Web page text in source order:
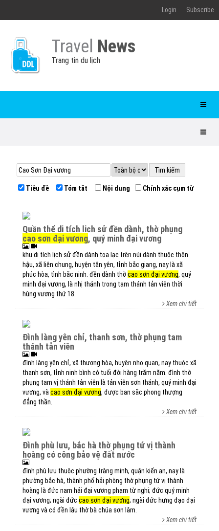
Login Subscribe
Travel News
Trang tin du lịch
Tiêu đề Tóm tắt Nội dung Chính xác cụm từ
quần thể di tích lịch sử đền dành, thờ phụng
cao sơn đại vương, quý minh đại vương
khu di tích lịch sử đền dành tọa lạc trên núi dành thuộc thôn
hậu, xã liên chung, huyện tân yên, tỉnh bắc giang, nay là xã
phúc hòa, tình bắc ninh. đền dành thờcao sơn đại vương, quý
minh đại vương, là nhị thánh trong tam thánh tản viên thời
hùng vương thứ 18.
Xem chi tiết
đình làng yên chỉ, thanh sơn, thờ phụng tam
thánh tản viên
đình làng yên chỉ, xã thượng hòa, huyện nho quan, nay thuộc xã
thanh sơn, tỉnh ninh bình có tuổi đời hàng trăm năm. đình thờ
phụng tam vị thánh tản viên là tản viên sơn thánh, quý minh đại
vương, và cao sơn đại vương, được ban sắc phong thượng
đẳng thần.
Xem chi tiết
đình phù lưu, bắc hà thờ phụng tứ vị thành
hoàng có công bảo vệ đất nước
đình phù lưu thuộc phường tràng minh, quận kiến an, nay là
phường bắc hà, thành phố hải phòng thờ phụng tứ vị thành
hoàng là đức nam hải đại vương phạm từ nghi; đức quý minh
đại vương; ngài đức cao sơn đại vương; ngài đức hưng đạo đại
vương và có đền lâu thờ bà chúa sơn lâm.
Xem chi tiết